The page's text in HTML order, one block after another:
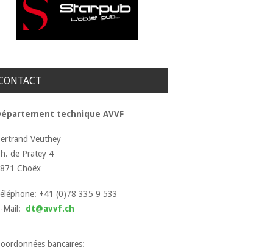
technique AVVF
Veuthey
de Pratey 4
Choëx
+41 (0)78 335 9 533
Mail: dt@avvf.ch
bancaires: